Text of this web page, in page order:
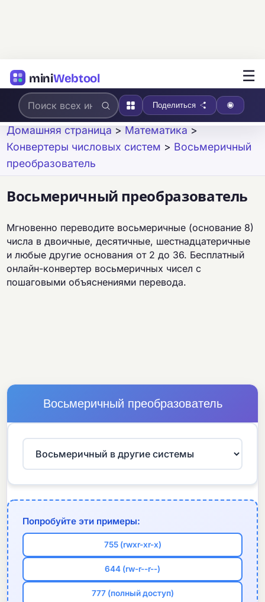
miniWebtool ☰
Поделиться
Домашняя страница > Математика >
Конвертеры числовых систем > Восьмеричный
преобразователь
Восьмеричный преобразователь
Мгновенно переводите восьмеричные (основание 8)
числа в двоичные, десятичные, шестнадцатеричные
и любые другие основания от 2 до 36. Бесплатный
онлайн-конвертер восьмеричных чисел с
пошаговыми объяснениями перевода.
Восьмеричный преобразователь
Попробуйте эти примеры:
755 (rwxr-xr-x)
644 (rw-r--r--)
777 (полный доступ)